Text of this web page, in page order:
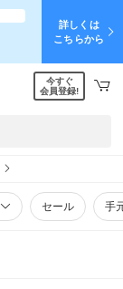
詳しくは
こちらから
今すぐ
会員登録!
セール 手